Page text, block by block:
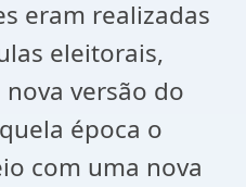
eram realizadas
eleitorais,
versão do
época o
com uma nova